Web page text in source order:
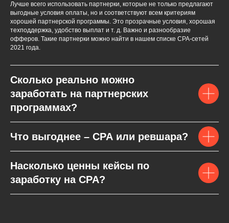
Лучше всего использовать партнерки, которые не только предлагают
выгодные условия оплаты, но и соответствуют всем критериям
хорошей партнерской программы. Это прозрачные условия, хорошая
техподдержка, удобство выплат и т. д. Важно и разнообразие
офферов. Такие партнерки можно найти в нашем списке СPA-сетей
2021 года.
Сколько реально можно
заработать на партнерских
программах?
Что выгоднее – CPA или ревшара?
Насколько ценны кейсы по
заработку на CPA?